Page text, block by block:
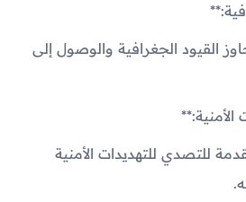
القيود الجغرافية والوصول إلى
للتصدي للتهديدات الأمنية